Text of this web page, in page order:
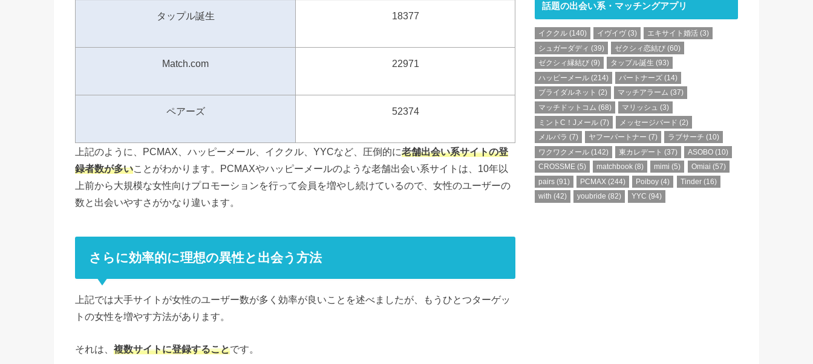
タップル誕生 18377
Match.com 22971
ペアーズ 52374
上記のように、PCMAX、ハッピーメール、イククル、YYCなど、圧倒的に老舗出会い系サイトの登
録者数が多いことがわかります。PCMAXやハッピーメールのような老舗出会い系サイトは、10年以
上前から大規模な女性向けプロモーションを行って会員を増やし続けているので、女性のユーザーの
数と出会いやすさがかなり違います。
さらに効率的に理想の異性と出会う方法
上記では大手サイトが女性のユーザー数が多く効率が良いことを述べましたが、もうひとつターゲッ
トの女性を増やす方法があります。
それは、 複数サイトに登録することです。
話題の出会い系・マッチングアプリ
イククル (140) イヴイヴ(3) エキサイト婚活 (3)
シュガーダディ (39) ゼクシィ恋結び (60)
ゼクシィ縁結び (9) タップル誕生 (93)
ハッピーメール (214) パートナーズ (14)
ブライダルネット (2) マッチアラーム (37)
マッチドットコム (68) マリッシュ (3)
ミントC！Jメール (7) メッセージバード (2)
メルパラ (7) ヤフーパートナー (7) ラブサーチ (10)
ワクワクメール (142) 東カレデート (37) ASOBO (10)
CROSSME (5) matchbook (8) mimi (5) Omiai (57)
pairs (91) PCMAX (244) Poiboy (4) Tinder(16)
with (42) youbride (82) YYC (94)